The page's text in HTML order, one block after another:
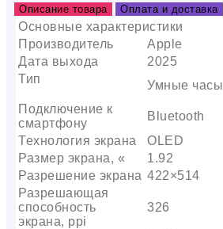
Описание товара Оплата и доставка
Основные характеристики
Производитель
Apple
Дата выхода
2025
Тип
Умные часы
Подключение к
смартфону
Bluetooth
Технология экрана
OLED
Размер экрана, «
1.92
Разрешение экрана 422×514
Разрешающая
способность
экрана, ppi
326